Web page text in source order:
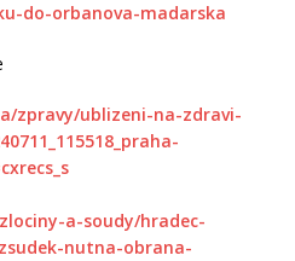
do-orbanova-madarska
zpravy/ublizeni-na-zdravi-
a-soudy/hradec-
nutna-obrana-